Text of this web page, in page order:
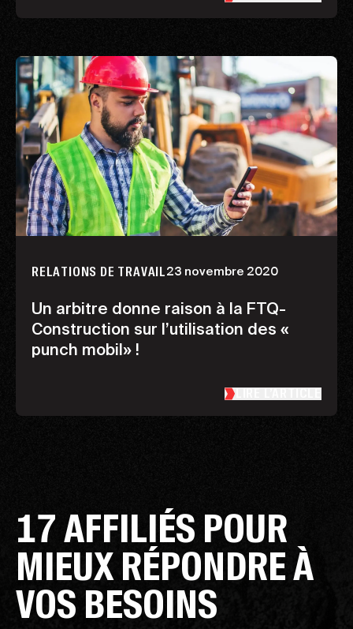
RELATIONS DE TRAVAIL23 novembre 2020
Un arbitre donne raison à la FTQ-
Construction sur l’utilisation des «
punch mobil» !
17 AFFILIÉS POUR
MIEUX RÉPONDRE À
VOS BESOINS